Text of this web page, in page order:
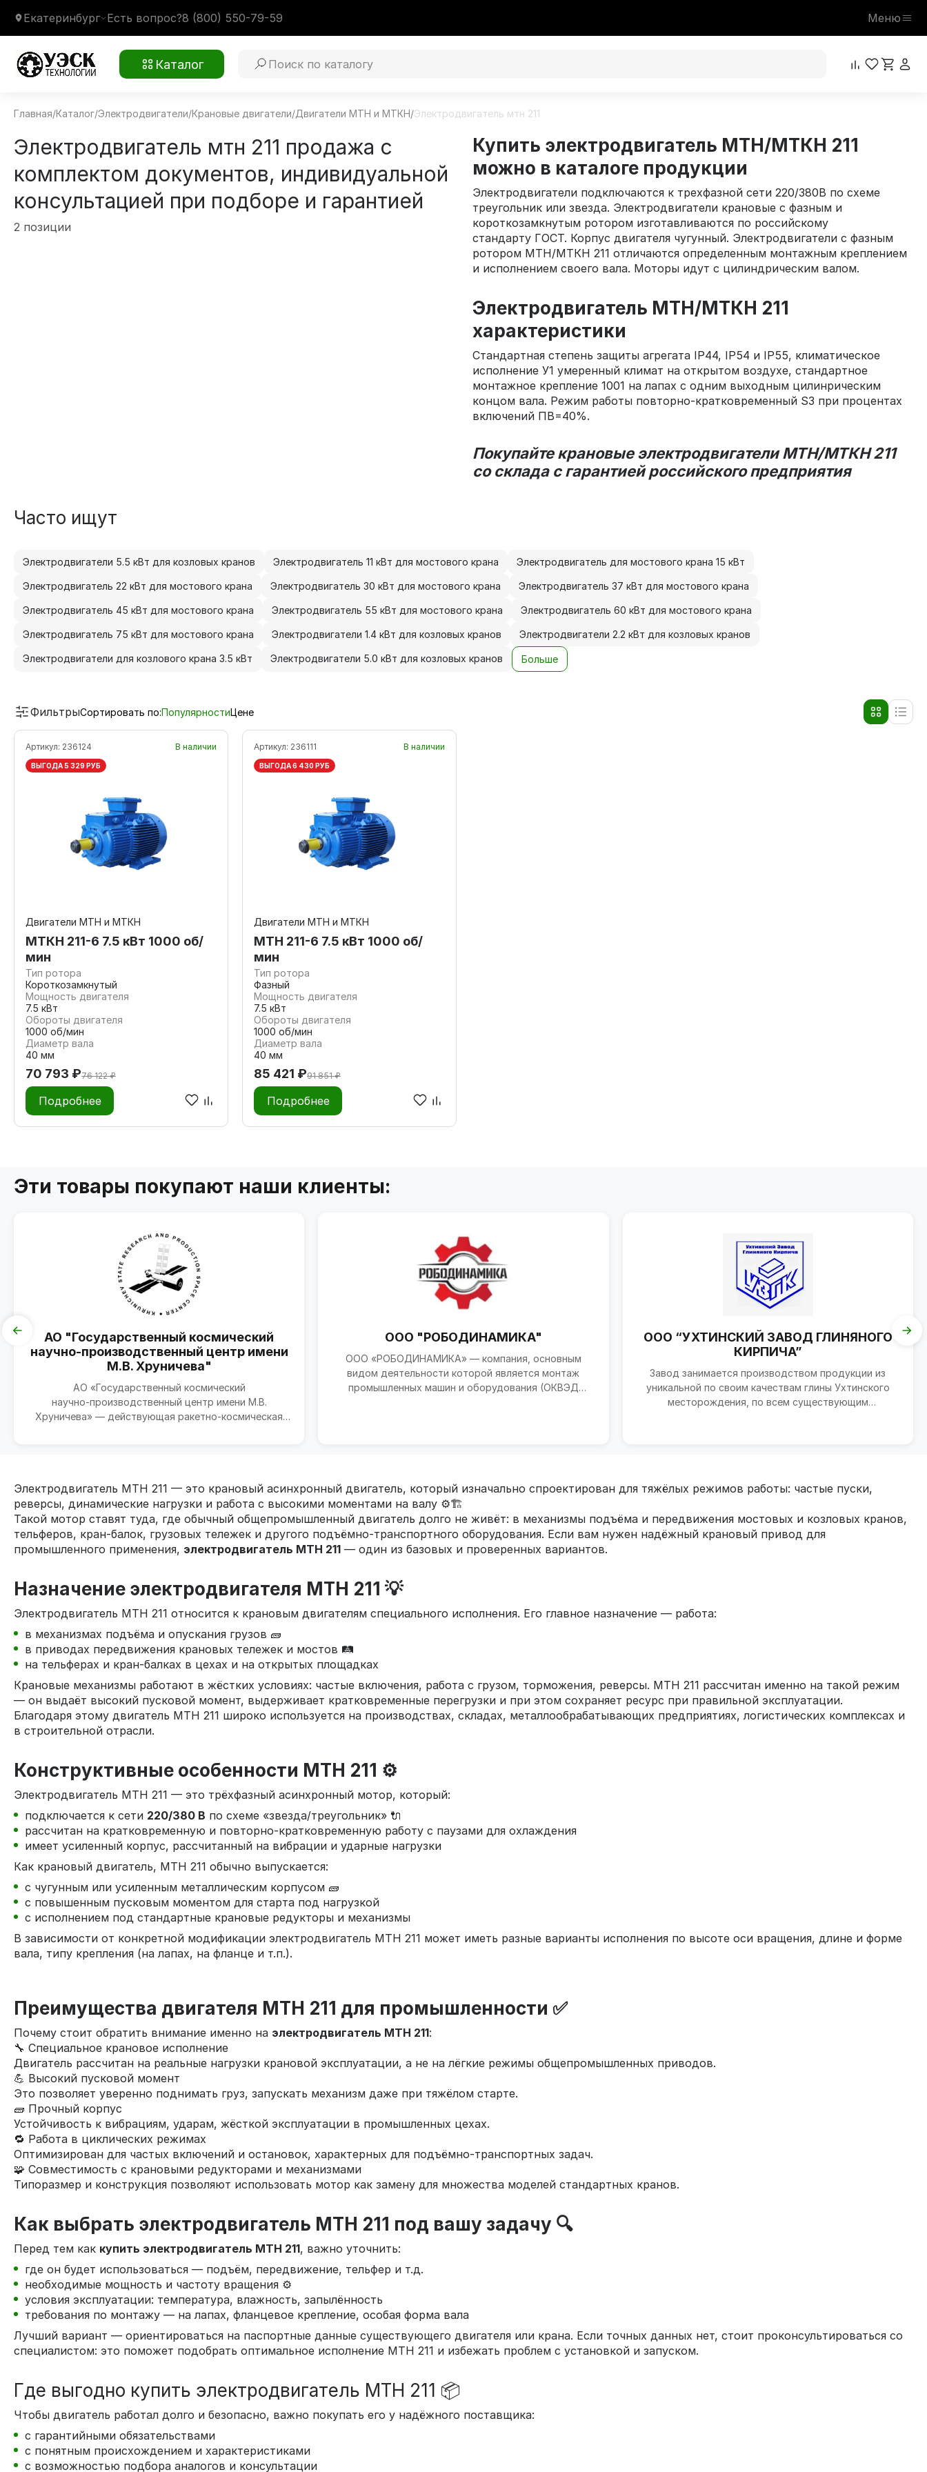
Екатеринбург Есть вопрос?8 (800) 550-79-59 Меню
Каталог
Главная/Каталог/Электродвигатели/Крановые двигатели/Двигатели МТН и МТКН/Электродвигатель мтн 211
Электродвигатель мтн 211 продажа с
комплектом документов, индивидуальной
консультацией при подборе и гарантией
2 позиции
Купить электродвигатель МТН/МТКН 211
можно в каталоге продукции
Электродвигатели подключаются к трехфазной сети 220/380В по схеме
треугольник или звезда. Электродвигатели крановые с фазным и
короткозамкнутым ротором изготавливаются по российскому
стандарту ГОСТ. Корпус двигателя чугунный. Электродвигатели с фазным
ротором МТН/МТКН 211 отличаются определенным монтажным креплением
и исполнением своего вала. Моторы идут с цилиндрическим валом.
Электродвигатель МТН/МТКН 211
характеристики
Стандартная степень защиты агрегата IP44, IP54 и IP55, климатическое
исполнение У1 умеренный климат на открытом воздухе, стандартное
монтажное крепление 1001 на лапах с одним выходным цилинрическим
концом вала. Режим работы повторно-кратковременный S3 при процентах
включений ПВ=40%.
Покупайте крановые электродвигатели МТН/МТКН 211
со склада с гарантией российского предприятия
Часто ищут
Электродвигатели 5.5 кВт для козловых кранов Электродвигатель 11 кВт для мостового крана Электродвигатель для мостового крана 15 кВт
Электродвигатель 22 кВт для мостового крана Электродвигатель 30 кВт для мостового крана Электродвигатель 37 кВт для мостового крана
Электродвигатель 45 кВт для мостового крана Электродвигатель 55 кВт для мостового крана Электродвигатель 60 кВт для мостового крана
Электродвигатель 75 кВт для мостового крана Электродвигатели 1.4 кВт для козловых кранов Электродвигатели 2.2 кВт для козловых кранов
Электродвигатели для козлового крана 3.5 кВт Электродвигатели 5.0 кВт для козловых кранов Больше
ФильтрыСортировать по:ПопулярностиЦене
Артикул: 236124 В наличии
ВЫГОДА 5 329 РУБ
Двигатели МТН и МТКН
МТКН 211-6 7.5 кВт 1000 об/
мин
Тип ротора
Короткозамкнутый
Мощность двигателя
7.5 кВт
Обороты двигателя
1000 об/мин
Диаметр вала
40 мм
70 793 ₽76 122 ₽
Подробнее
Артикул: 236111 В наличии
ВЫГОДА 6 430 РУБ
Двигатели МТН и МТКН
МТН 211-6 7.5 кВт 1000 об/
мин
Тип ротора
Фазный
Мощность двигателя
7.5 кВт
Обороты двигателя
1000 об/мин
Диаметр вала
40 мм
85 421 ₽91 851 ₽
Подробнее
Эти товары покупают наши клиенты:
АО "Государственный космический
научно-производственный центр имени
М.В. Хруничева"
АО «Государственный космический
научно‑производственный центр имени М.В.
Хруничева» — действующая ракетно‑космическая
ООО "РОБОДИНАМИКА"
ООО «РОБОДИНАМИКА» — компания, основным
видом деятельности которой является монтаж
промышленных машин и оборудования (ОКВЭД
ООО “УХТИНСКИЙ ЗАВОД ГЛИНЯНОГО
КИРПИЧА”
Завод занимается производством продукции из
уникальной по своим качествам глины Ухтинского
месторождения, по всем существующим
Электродвигатель МТН 211 — это крановый асинхронный двигатель, который изначально спроектирован для тяжёлых режимов работы: частые пуски,
реверсы, динамические нагрузки и работа с высокими моментами на валу ⚙️🏗️
Такой мотор ставят туда, где обычный общепромышленный двигатель долго не живёт: в механизмы подъёма и передвижения мостовых и козловых кранов,
тельферов, кран‑балок, грузовых тележек и другого подъёмно‑транспортного оборудования. Если вам нужен надёжный крановый привод для
промышленного применения, электродвигатель МТН 211 — один из базовых и проверенных вариантов.
Назначение электродвигателя МТН 211 💡
Электродвигатель МТН 211 относится к крановым двигателям специального исполнения. Его главное назначение — работа:
в механизмах подъёма и опускания грузов 🧱
в приводах передвижения крановых тележек и мостов 🛤️
на тельферах и кран‑балках в цехах и на открытых площадках
Крановые механизмы работают в жёстких условиях: частые включения, работа с грузом, торможения, реверсы. МТН 211 рассчитан именно на такой режим
— он выдаёт высокий пусковой момент, выдерживает кратковременные перегрузки и при этом сохраняет ресурс при правильной эксплуатации.
Благодаря этому двигатель МТН 211 широко используется на производствах, складах, металлообрабатывающих предприятиях, логистических комплексах и
в строительной отрасли.
Конструктивные особенности МТН 211 ⚙️
Электродвигатель МТН 211 — это трёхфазный асинхронный мотор, который:
подключается к сети 220/380 В по схеме «звезда/треугольник» 🔌
рассчитан на кратковременную и повторно‑кратковременную работу с паузами для охлаждения
имеет усиленный корпус, рассчитанный на вибрации и ударные нагрузки
Как крановый двигатель, МТН 211 обычно выпускается:
с чугунным или усиленным металлическим корпусом 🧱
с повышенным пусковым моментом для старта под нагрузкой
с исполнением под стандартные крановые редукторы и механизмы
В зависимости от конкретной модификации электродвигатель МТН 211 может иметь разные варианты исполнения по высоте оси вращения, длине и форме
вала, типу крепления (на лапах, на фланце и т.п.).
Преимущества двигателя МТН 211 для промышленности ✅
Почему стоит обратить внимание именно на электродвигатель МТН 211:
🔧 Специальное крановое исполнение
Двигатель рассчитан на реальные нагрузки крановой эксплуатации, а не на лёгкие режимы общепромышленных приводов.
💪 Высокий пусковой момент
Это позволяет уверенно поднимать груз, запускать механизм даже при тяжёлом старте.
🧱 Прочный корпус
Устойчивость к вибрациям, ударам, жёсткой эксплуатации в промышленных цехах.
🔁 Работа в циклических режимах
Оптимизирован для частых включений и остановок, характерных для подъёмно‑транспортных задач.
🧩 Совместимость с крановыми редукторами и механизмами
Типоразмер и конструкция позволяют использовать мотор как замену для множества моделей стандартных кранов.
Как выбрать электродвигатель МТН 211 под вашу задачу 🔍
Перед тем как купить электродвигатель МТН 211, важно уточнить:
где он будет использоваться — подъём, передвижение, тельфер и т.д.
необходимые мощность и частоту вращения ⚙️
условия эксплуатации: температура, влажность, запылённость
требования по монтажу — на лапах, фланцевое крепление, особая форма вала
Лучший вариант — ориентироваться на паспортные данные существующего двигателя или крана. Если точных данных нет, стоит проконсультироваться со
специалистом: это поможет подобрать оптимальное исполнение МТН 211 и избежать проблем с установкой и запуском.
Где выгодно купить электродвигатель МТН 211 📦
Чтобы двигатель работал долго и безопасно, важно покупать его у надёжного поставщика:
с гарантийными обязательствами
с понятным происхождением и характеристиками
с возможностью подбора аналогов и консультации